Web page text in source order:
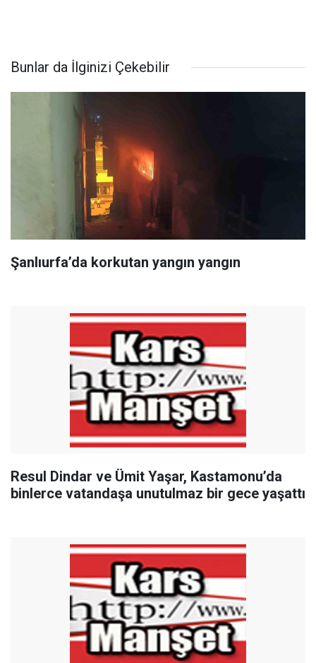
Bunlar da İlginizi Çekebilir
Şanlıurfa’da korkutan yangın yangın
Resul Dindar ve Ümit Yaşar, Kastamonu’da
binlerce vatandaşa unutulmaz bir gece yaşattı